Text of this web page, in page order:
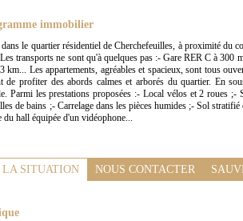
immobilier
le quartier résidentiel de Cherchefeuilles, à proximité du
transports ne sont qu'à quelques pas :- Gare RER C à
km... Les appartements, agréables et spacieux, sont tous
de profiter des abords calmes et arborés du quartier. En
Parmi les prestations proposées :- Local vélos et 2 roues ;-
de bains ;- Carrelage dans les pièces humides ;- Sol
du hall équipée d'un vidéophone...
LA SITUATION NOUS CONTACTER